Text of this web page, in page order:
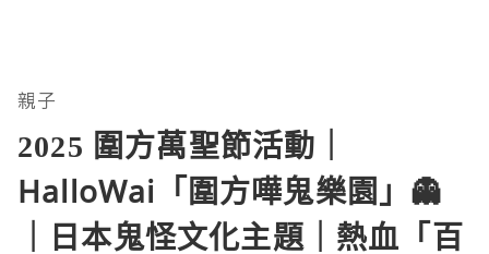
親子
2025 圍方萬聖節活動｜
HalloWai「圍方嘩鬼樂園」👻
｜日本鬼怪文化主題｜熱血「百